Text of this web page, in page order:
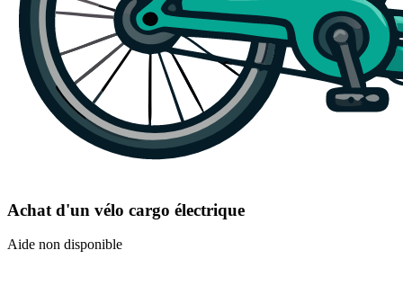
Achat d'un vélo cargo électrique
Aide non disponible